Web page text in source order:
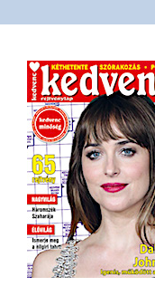
SHOP
KAPCSOLAT